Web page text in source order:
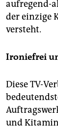
aufregend-
der einzige
versteht.
Ironiefrei
Diese TV-
und